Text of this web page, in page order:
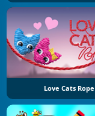
Love Cats Rope